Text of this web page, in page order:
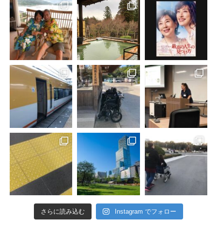
さらに読み込む Instagram でフォロー